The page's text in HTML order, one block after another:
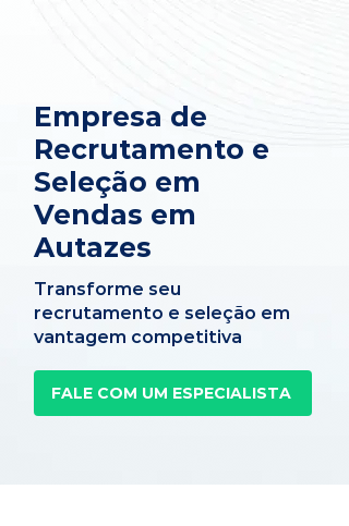
Empresa de
Recrutamento e
Seleção em
Vendas em
Autazes
Transforme seu
recrutamento e seleção em
vantagem competitiva
FALE COM UM ESPECIALISTA